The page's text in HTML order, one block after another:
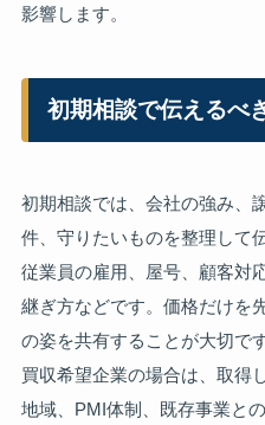
影響します。
初期相談で伝えるべ
初期相談では、会社の強み、
件、守りたいものを整理して
従業員の雇用、屋号、顧客対
継ぎ方などです。価格だけを
の姿を共有することが大切です
買収希望企業の場合は、取得
地域、PMI体制、既存事業と